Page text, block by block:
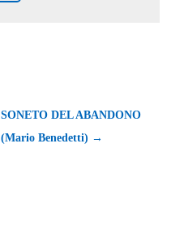
SONETO DEL ABANDONO
(Mario Benedetti) →